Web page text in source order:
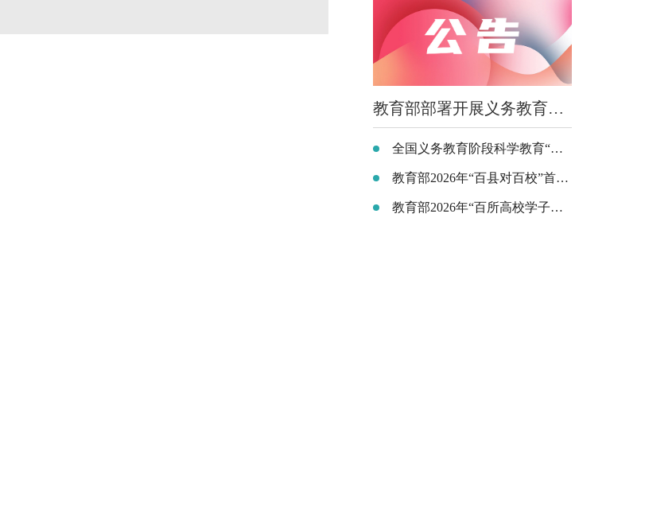
教育部部署开展义务教育阶段科学教育 “做中学”领航行动
全国义务教育阶段科学教育“做中学”领航行动部署会召开
教育部2026年“百县对百校”首场离校未就业毕业生专场招聘活动在云南昆明举行
教育部2026年“百所高校学子地方行”（苏州站）活动在江苏昆山举行